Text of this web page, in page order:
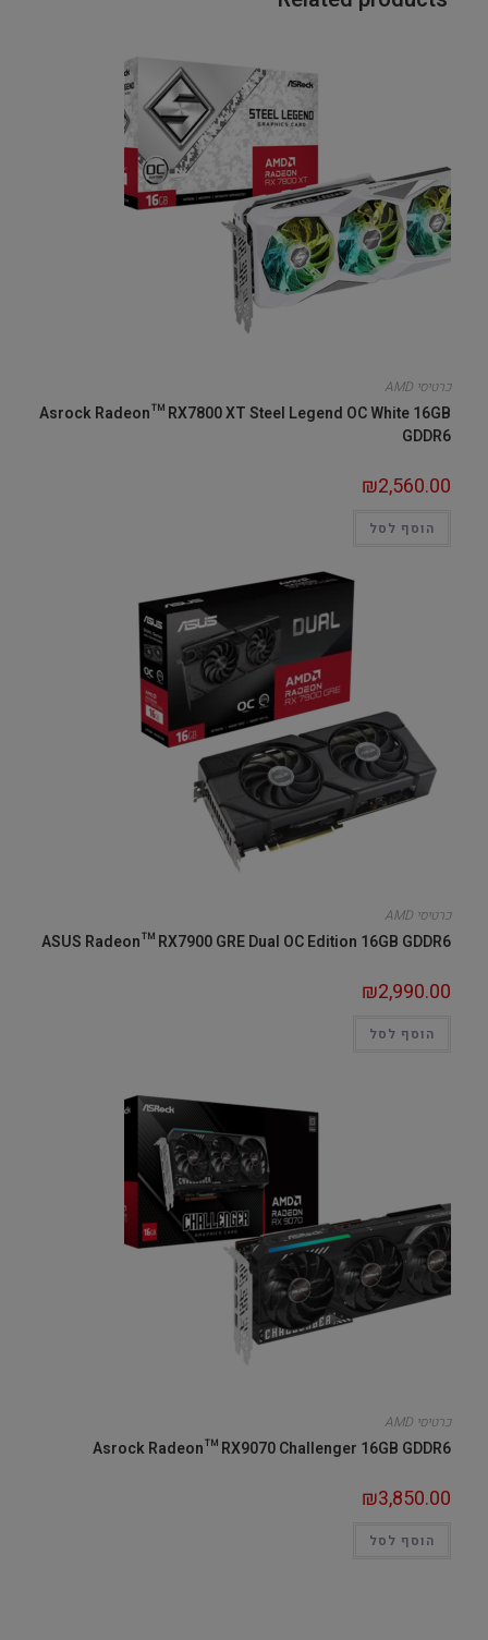
כרטיסי AMD
Asrock Radeon™ RX7800 XT Steel Legend OC White 16GB
GDDR6
₪2,560.00
הוסף לסל
כרטיסי AMD
ASUS Radeon™ RX7900 GRE Dual OC Edition 16GB GDDR6
₪2,990.00
הוסף לסל
כרטיסי AMD
Asrock Radeon™ RX9070 Challenger 16GB GDDR6
₪3,850.00
הוסף לסל